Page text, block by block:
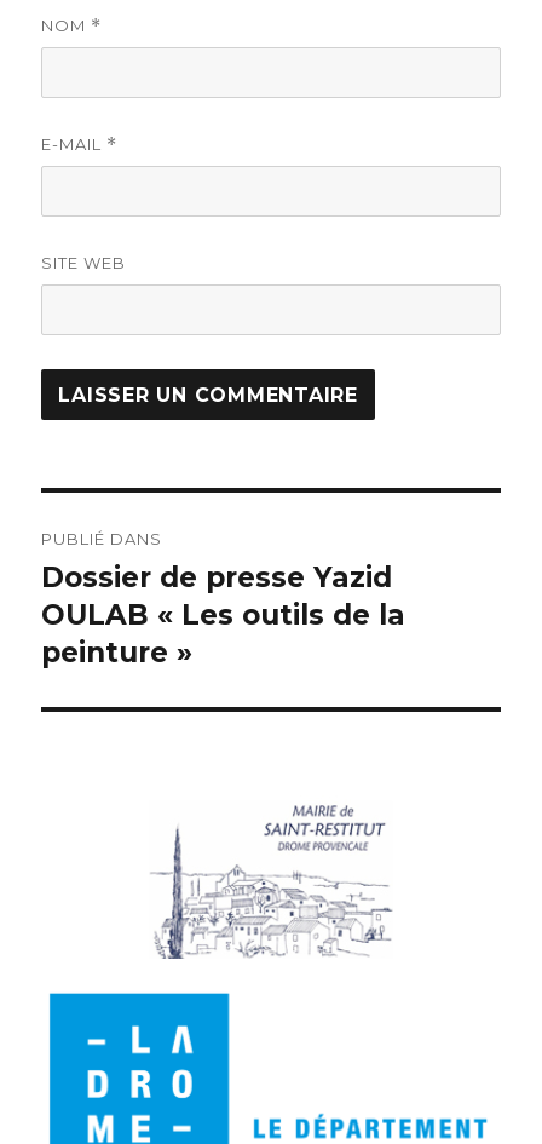
NOM *
E-MAIL *
SITE WEB
PUBLIÉ DANS
Dossier de presse Yazid
OULAB « Les outils de la
peinture »